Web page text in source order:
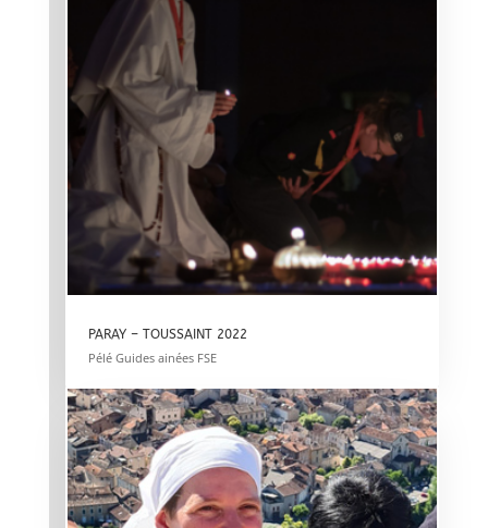
PARAY – TOUSSAINT 2022
Pélé Guides ainées FSE